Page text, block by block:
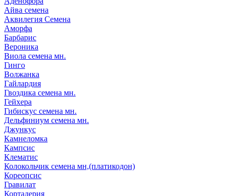
Айва семена
Аквилегия Семена
Аморфа
Барбарис
Вероника
Виола семена мн.
Гинго
Волжанка
Гайлардия
Гвоздика семена мн.
Гейхера
Гибискус семена мн.
Дельфиниум семена мн.
Джункус
Камнеломка
Кампсис
Клематис
Колокольчик семена мн,(платикодон)
Кореопсис
Гравилат
Кортадерия